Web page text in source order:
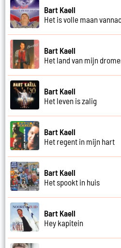
Bart Kaell
Het is volle maan
Bart Kaell
Het land van mijn
Bart Kaell
Het leven is zalig
Bart Kaell
Het regent in mijn hart
Bart Kaell
Het spookt in huis
Bart Kaell
Hey kapitein